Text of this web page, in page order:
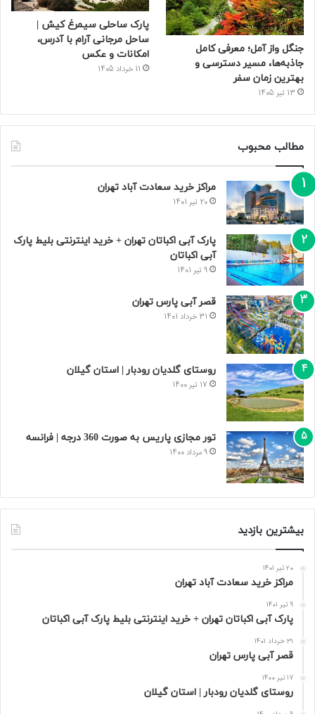
جنگل واز آمل؛ معرفی کامل
جاذبه‌ها، مسیر دسترسی و
بهترین زمان سفر
13 تیر 1405
پارک ساحلی سیمرغ کیش |
ساحل مرجانی آرام با آدرس،
امکانات و عکس
11 خرداد 1405
مطالب محبوب
مراکز خرید سعادت‌ آباد تهران
20 تیر 1401
پارک آبی اکباتان تهران + خرید اینترنتی بلیط پارک
آبی اکباتان
9 تیر 1401
قصر آبی پارس تهران
31 خرداد 1401
روستای گلدیان رودبار | استان گیلان
17 تیر 1400
تور مجازی پاریس به صورت 360 درجه | فرانسه
9 مرداد 1400
بیشترین بازدید
20 تیر 1401
مراکز خرید سعادت‌ آباد تهران
9 تیر 1401
پارک آبی اکباتان تهران + خرید اینترنتی بلیط پارک آبی اکباتان
31 خرداد 1401
قصر آبی پارس تهران
17 تیر 1400
روستای گلدیان رودبار | استان گیلان